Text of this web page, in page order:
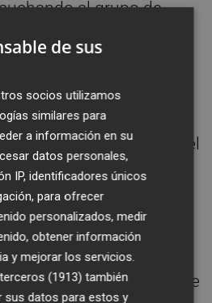
al grupo de
que refutaba los
de académicos:
preparadas. Eternos
genérico. Fue
equipararamujer
ahombre público
: "Aquel
e influjo en la vida
el diccionario mantuvo
carnalmente a una
universitaria a través de
de sus
socios utilizamos
similares para
a información en su
datos personales,
IP, identificadores únicos
para ofrecer
personalizados, medir
obtener información
y mejorar los servicios.
(1913) también
sus datos para estos y